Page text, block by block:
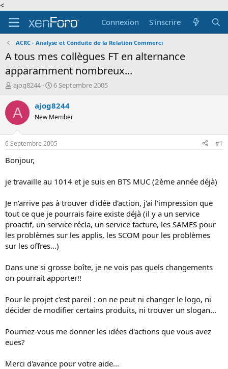
<
Connexion
S'inscrire
ACRC - Analyse et Conduite de la Relation Commerci
A tous mes collègues FT en alternance
apparamment nombreux...
A
t
e
r
d
e
l
i
c
u
s
i
o
ajog8244
D
t
d
d
é
6 Septembre 2005
A ajog8244
New Member
6 Septembre 2005 #1
Bonjour,
je travaille au 1014 et je suis en BTS MUC (2ème année déjà)
Je n'arrive pas à trouver d'idée d'action, j'ai l'impression que
tout ce que je pourrais faire existe déjà (il y a un service
proactif, un service récla, un service facture, les SAMES pour
les problèmes sur les applis, les SCOM pour les problèmes
sur les offres...)
Dans une si grosse boîte, je ne vois pas quels changements
on pourrait apporter!!
Pour le projet c'est pareil : on ne peut ni changer le logo, ni
décider de modifier certains produits, ni trouver un slogan...
Pourriez-vous me donner les idées d'actions que vous avez
eues?
Merci d'avance pour votre aide...